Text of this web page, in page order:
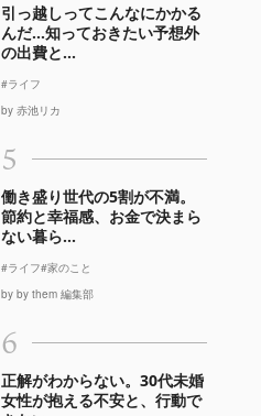
引っ越しってこんなにかかる
んだ…知っておきたい予想外
の出費と...
#ライフ
by 赤池リカ
5
働き盛り世代の5割が不満。
節約と幸福感、お金で決まら
ない暮ら...
#ライフ#家のこと
by by them 編集部
6
正解がわからない。30代未婚
女性が抱える不安と、行動で